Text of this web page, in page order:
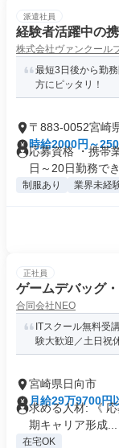
派遣社員
経験者活躍中の
株式会社ヴァンクール
最短3日後から勤
方にピッタリ！
〒883-0052宮崎
時給2000円～
応募資格 ・携帯
日～20日勤務で
制服あり 業界未経
正社員
ゲームデバッグ
合同会社NEO
ITスクール無料受
験大歓迎／土日祝
宮崎県日向市
月給29万9700円
求める人材: 《
期キャリア形成...
在宅OK